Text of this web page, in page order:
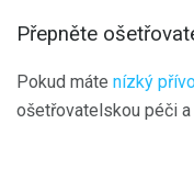
Přepněte
Pokud máte nízký
ošetřovatelskou péči